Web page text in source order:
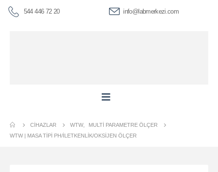
544 446 72 20 info@labmerkezi.com
CIHAZLAR WTW
MULTI PARAMETRE ÖLÇER
WTW | MASA TIPI PH/İLETKENLIK/OKSIJEN ÖLÇER